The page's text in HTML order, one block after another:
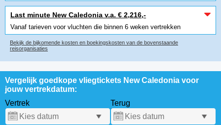
Last minute New Caledonia v.a. € 2,216,-
Vanaf tarieven voor vluchten die binnen 6 weken vertrekken
Bekijk de bijkomende kosten en boekingskosten van de bovenstaande
reisorganisaties
Vergelijk goedkope vliegtickets New Caledonia voor
jouw vertrekdatum:
Vertrek
Terug